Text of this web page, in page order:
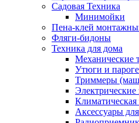
Садовая Техника
Минимойки
Пена-клей
Фляги-бидоны
Техника для дома
Механические
Утюги и
Триммеры
Климатическая
Аксессуары